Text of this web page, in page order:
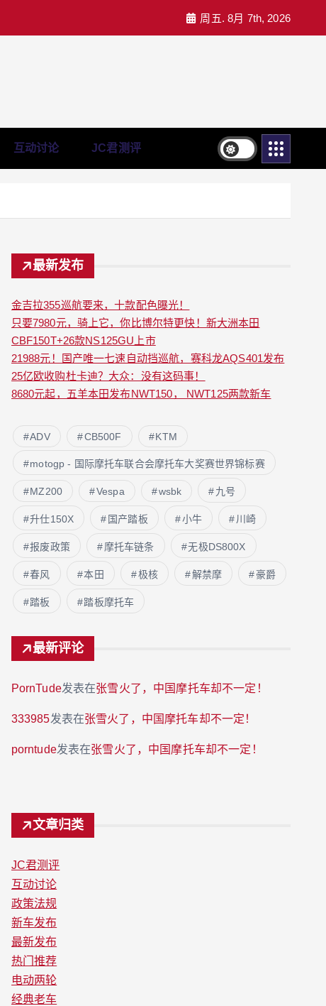
周五. 8月 7th, 2026
互动讨论 JC君测评
最新发布
金吉拉355巡航要来，十款配色曝光！
只要7980元，骑上它，你比博尔特更快！新大洲本田
CBF150T+26款NS125GU上市
21988元！国产唯一七速自动挡巡航，赛科龙AQS401发布
25亿欧收购杜卡迪？大众：没有这码事！
8680元起，五羊本田发布NWT150， NWT125两款新车
ADV CB500F KTM
motogp - 国际摩托车联合会摩托车大奖赛世界锦标赛
MZ200 Vespa wsbk 九号
升仕150X 国产踏板 小牛 川崎
报废政策 摩托车链条 无极DS800X
春风 本田 极核 解禁摩 豪爵
踏板 踏板摩托车
最新评论
PornTude发表在张雪火了，中国摩托车却不一定！
333985发表在张雪火了，中国摩托车却不一定！
porntude发表在张雪火了，中国摩托车却不一定！
文章归类
JC君测评
互动讨论
政策法规
新车发布
最新发布
热门推荐
电动两轮
经典老车